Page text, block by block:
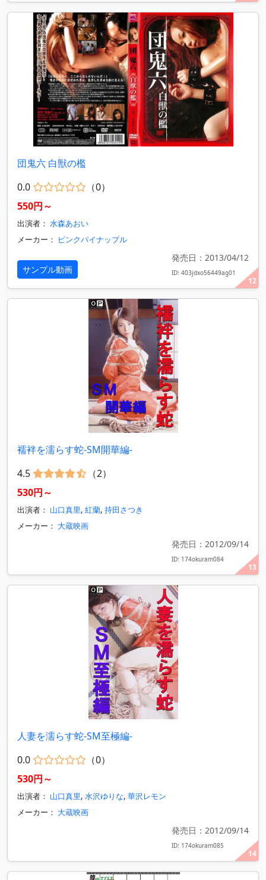
12
団鬼六 白獣の檻
0.0
（0）
550円～
出演者： 水森あおい
メーカー： ピンクパイナップル
サンプル動画
発売日：2013/04/12
ID: 403jdxo56449ag01
13
襦袢を濡らす蛇-SM開華編-
4.5
（2）
530円～
出演者： 山口真里, 紅蘭, 持田さつき
メーカー： 大蔵映画
発売日：2012/09/14
ID: 174okuram084
14
人妻を濡らす蛇-SM至極編-
0.0
（0）
530円～
出演者： 山口真里, 水沢ゆりな, 華沢レモン
メーカー： 大蔵映画
発売日：2012/09/14
ID: 174okuram085